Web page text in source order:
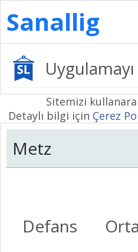
Sanallig
Sitemizi
Detaylı bilgi için Çerez
Metz
Defans